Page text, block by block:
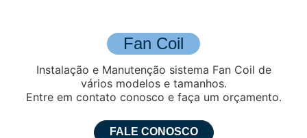
Fan Coil
Instalação e Manutenção sistema Fan Coil de
vários modelos e tamanhos.
Entre em contato conosco e faça um orçamento.
FALE CONOSCO